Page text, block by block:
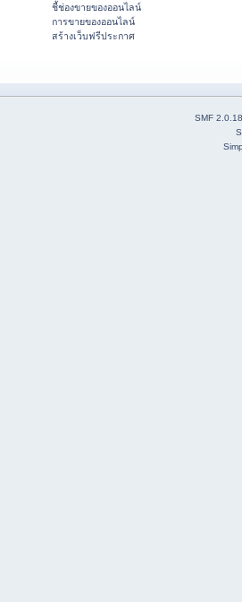
ชี้ช่องขายของออนไลน์
การขายของออนไลน์
สร้างเว็บฟรีประกาศ
SMF 2.0.18